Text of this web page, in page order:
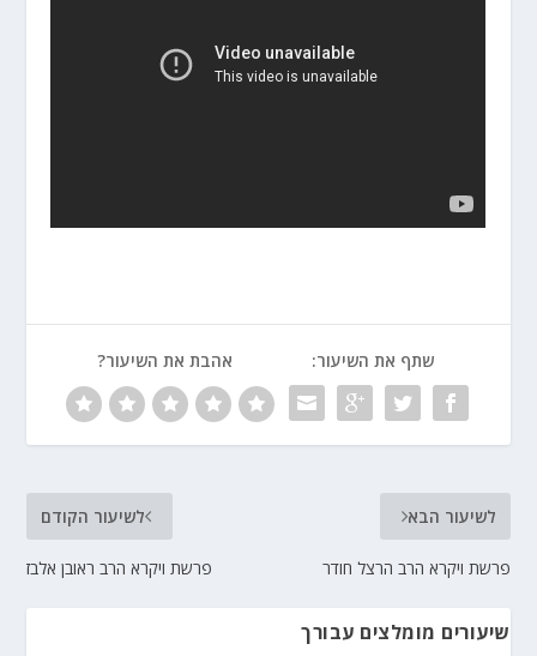
שתף את השיעור: אהבת את השיעור?
לשיעור הקודם
פרשת ויקרא הרב ראובן אלבז
לשיעור הבא
פרשת ויקרא הרב הרצל חודר
שיעורים מומלצים עבורך